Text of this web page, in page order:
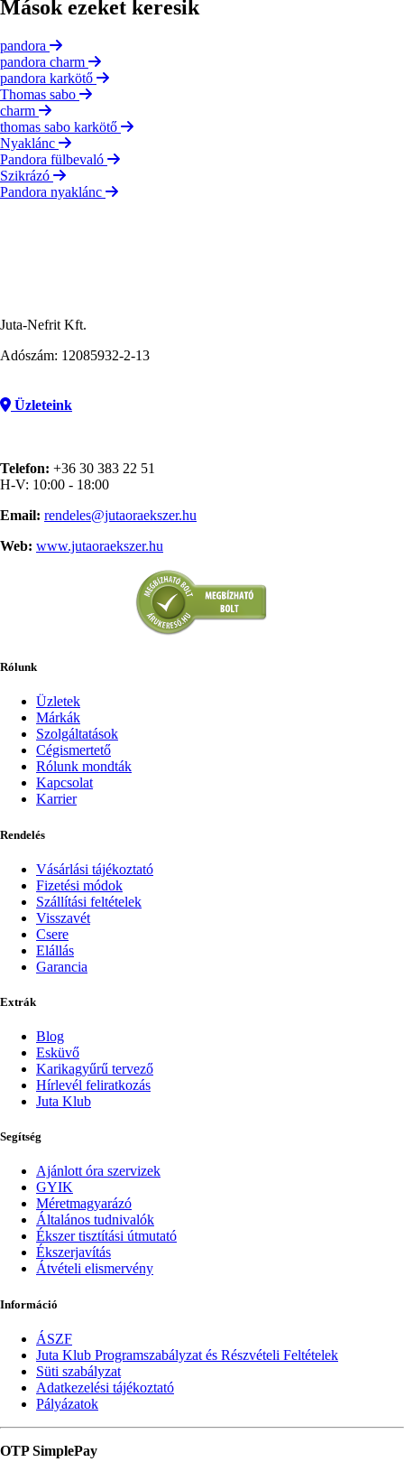
Mások ezeket keresik
pandora
pandora charm
pandora karkötő
Thomas sabo
charm
thomas sabo karkötő
Nyaklánc
Pandora fülbevaló
Szikrázó
Pandora nyaklánc
Juta-Nefrit Kft.
Adószám: 12085932-2-13
Üzleteink
Telefon: +36 30 383 22 51
H-V: 10:00 - 18:00
Email: rendeles@jutaoraekszer.hu
Web: www.jutaoraekszer.hu
Rólunk
Üzletek
Márkák
Szolgáltatások
Cégismertető
Rólunk mondták
Kapcsolat
Karrier
Rendelés
Vásárlási tájékoztató
Fizetési módok
Szállítási feltételek
Visszavét
Csere
Elállás
Garancia
Extrák
Blog
Esküvő
Karikagyűrű tervező
Hírlevél feliratkozás
Juta Klub
Segítség
Ajánlott óra szervizek
GYIK
Méretmagyarázó
Általános tudnivalók
Ékszer tisztítási útmutató
Ékszerjavítás
Átvételi elismervény
Információ
ÁSZF
Juta Klub Programszabályzat és Részvételi Feltételek
Süti szabályzat
Adatkezelési tájékoztató
Pályázatok
OTP SimplePay